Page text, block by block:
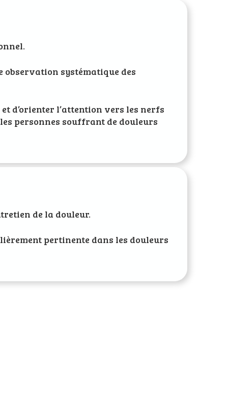
observation systématique des
d’orienter l’attention vers les nerfs
personnes souffrant de douleurs
de la douleur.
pertinente dans les douleurs